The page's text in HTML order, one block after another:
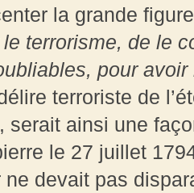
la grande
le terrorisme, de le
pour
terroriste de
serait ainsi une
le 27 juillet
ne devait pas